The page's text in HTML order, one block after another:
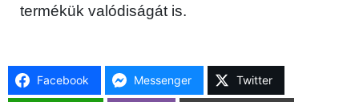
termékük valódiságát is.
Facebook Messenger Twitter